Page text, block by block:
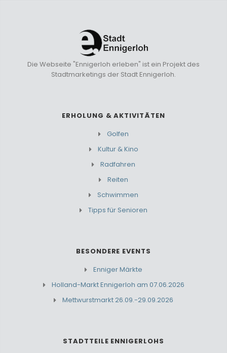
Die Webseite "Ennigerloh erleben" ist ein Projekt des
Stadtmarketings der Stadt Ennigerloh.
ERHOLUNG & AKTIVITÄTEN
Golfen
Kultur & Kino
Radfahren
Reiten
Schwimmen
Tipps für Senioren
BESONDERE EVENTS
Enniger Märkte
Holland-Markt Ennigerloh am 07.06.2026
Mettwurstmarkt 26.09.-29.09.2026
STADTTEILE ENNIGERLOHS